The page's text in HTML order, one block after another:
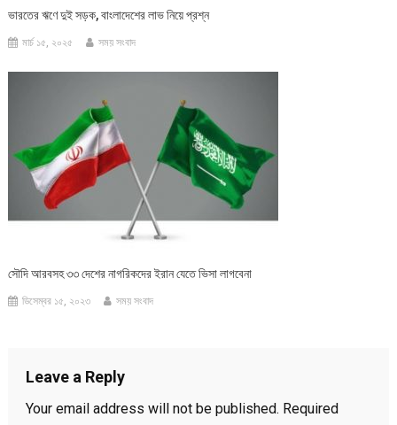
ভারতের ঋণে দুই সড়ক, বাংলাদেশের লাভ নিয়ে প্রশ্ন
মার্চ ১৫, ২০২৫ সময় সংবাদ
সৌদি আরবসহ ৩৩ দেশের নাগরিকদের ইরান যেতে ভিসা লাগবেনা
ডিসেম্বর ১৫, ২০২৩ সময় সংবাদ
Leave a Reply
Your email address will not be published. Required